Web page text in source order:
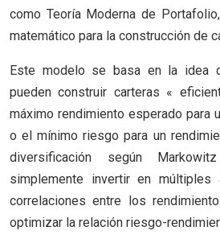
como Teoría Moderna de
matemático para la construcción de
Este modelo se basa en la idea
pueden construir carteras «
máximo rendimiento esperado para
o el mínimo riesgo para un
diversificación según
simplemente invertir en múltiples
correlaciones entre los
optimizar la relación riesgo-